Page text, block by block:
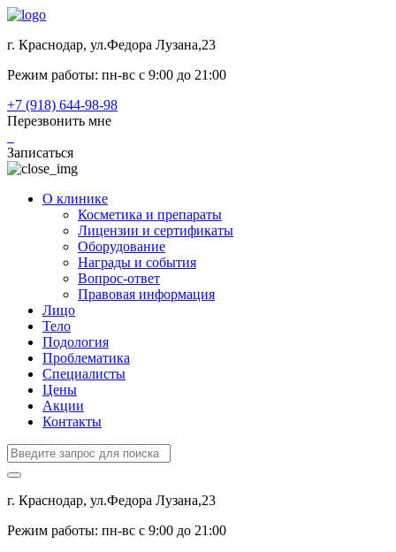
г. Краснодар, ул.Федора Лузана,23
Режим работы: пн-вс c 9:00 до 21:00
+7 (918) 644-98-98
Перезвонить мне
Записаться
О клинике
Косметика и препараты
Лицензии и сертификаты
Оборудование
Награды и события
Вопрос-ответ
Правовая информация
Лицо
Тело
Подология
Проблематика
Специалисты
Цены
Акции
Контакты
г. Краснодар, ул.Федора Лузана,23
Режим работы: пн-вс c 9:00 до 21:00